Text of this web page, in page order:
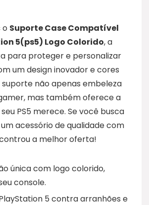
o Suporte Case Compatível
5(ps5) Logo Colorido, a
para proteger e personalizar
um design inovador e cores
não apenas embeleza
mas também oferece a
PS5 merece. Se você busca
acessório de qualidade com
a melhor oferta!
única com logo colorido,
console.
5 contra arranhões e